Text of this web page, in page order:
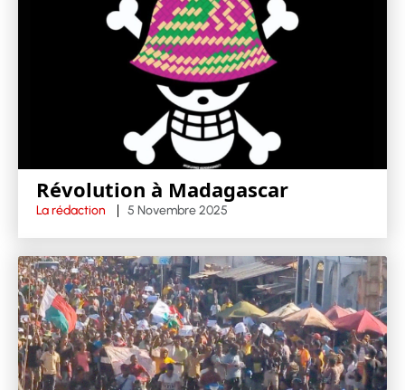
Révolution à Madagascar
La rédaction 5 Novembre 2025